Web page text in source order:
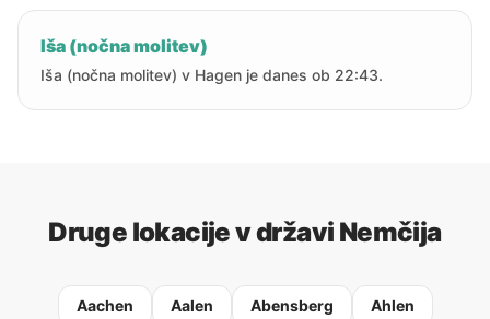
Iša (nočna molitev)
Iša (nočna molitev) v Hagen je danes ob 22:43.
Druge lokacije v državi Nemčija
Aachen Aalen Abensberg Ahlen